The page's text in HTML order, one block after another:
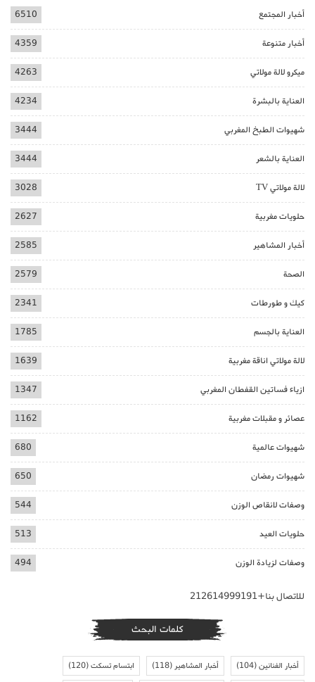
أخبار المجتمع 6510
أخبار متنوعة 4359
ميكرو لالة مولاتي 4263
العناية بالبشرة 4234
شهيوات الطبخ المغربي 3444
العناية بالشعر 3444
لالة مولاتي TV 3028
حلويات مغربية 2627
أخبار المشاهير 2585
الصحة 2579
كيك و طورطات 2341
العناية بالجسم 1785
لالة مولاتي اناقة مغربية 1639
ازياء فساتين القفطان المغربي 1347
عصائر و مقبلات مغربية 1162
شهيوات عالمية 680
شهيوات رمضان 650
وصفات لانقاص الوزن 544
حلويات العيد 513
وصفات لزيادة الوزن 494
للاتصال بنا+212614999191
كلمات البحث
أخبار الفنانين(104) أخبار المشاهير(118) ابتسام تسكت(120)